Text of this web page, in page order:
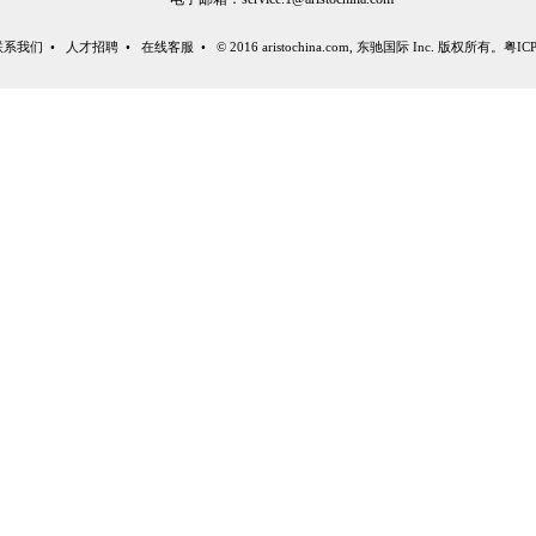
系我们 • 人才招聘 • 在线客服 • © 2016 aristochina.com, 东驰国际 Inc. 版权所有。 粤